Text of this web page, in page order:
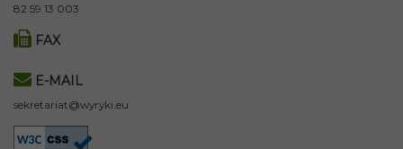
82 59 13 003
FAX
E-MAIL
sekretariat@wyryki.eu